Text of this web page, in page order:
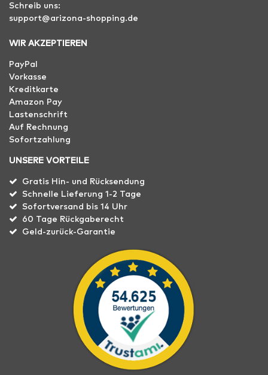
Schreib uns:
support@arizona-shopping.de
WIR AKZEPTIEREN
PayPal
Vorkasse
Kreditkarte
Amazon Pay
Lastenschrift
Auf Rechnung
Sofortzahlung
UNSERE VORTEILE
Gratis Hin- und Rücksendung
Schnelle Lieferung 1-2 Tage
Sofortversand bis 14 Uhr
60 Tage Rückgaberecht
Geld-zurück-Garantie